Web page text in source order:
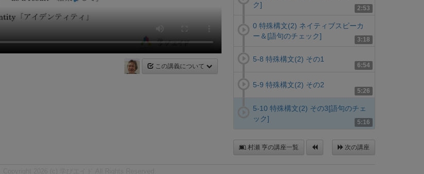
この講義について
2:53
ク]
3:18
0 特殊構文(2) ネイティブスピーカ
ー＆[語句のチェック]
6:54
5-8 特殊構文(2) その1
5:26
5-9 特殊構文(2) その2
5:16
5-10 特殊構文(2) その3[語句のチェ
ック]
村瀬 亨の講座一覧 次の講座